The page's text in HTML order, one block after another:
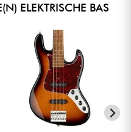
ELEKTRISCHE BAS